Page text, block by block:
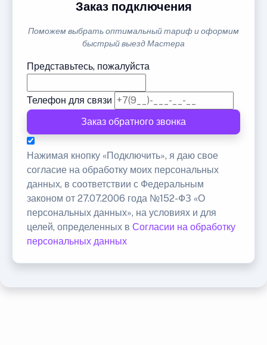
Заказ подключения
Поможем выбрать оптимальный тариф и оформим
быстрый выезд Мастера
Представьтесь, пожалуйста
Телефон для связи
Заказ обратного звонка
Нажимая кнопку «Подключить», я даю свое
согласие на обработку моих персональных
данных, в соответствии с Федеральным
законом от 27.07.2006 года №152-ФЗ «О
персональных данных», на условиях и для
целей, определенных в Согласии на обработку
персональных данных